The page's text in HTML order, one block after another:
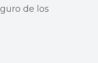
de los